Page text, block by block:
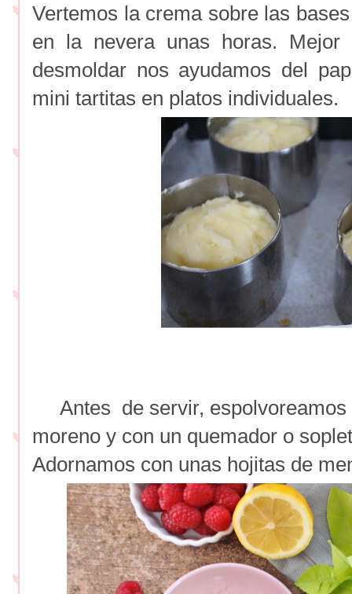
Vertemos la crema sobre las
en la nevera unas horas.
desmoldar nos ayudamos del
mini tartitas en platos individuales.
Antes de servir, espolvoreamos
moreno y con un quemador o
Adornamos con unas hojitas de